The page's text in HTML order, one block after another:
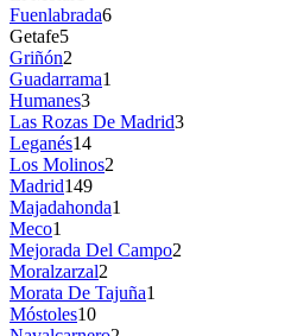
Fuenlabrada6
Getafe5
Griñón2
Guadarrama1
Humanes3
Las Rozas De Madrid3
Leganés14
Los Molinos2
Madrid149
Majadahonda1
Meco1
Mejorada Del Campo2
Moralzarzal2
Morata De Tajuña1
Móstoles10